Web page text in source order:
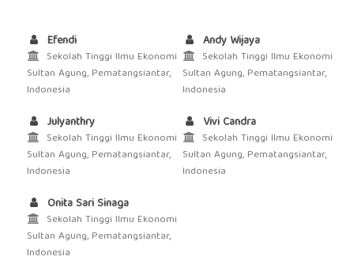
Efendi
Sekolah Tinggi Ilmu Ekonomi
Sultan Agung, Pematangsiantar,
Indonesia
Andy Wijaya
Sekolah Tinggi Ilmu Ekonomi
Sultan Agung, Pematangsiantar,
Indonesia
Julyanthry
Sekolah Tinggi Ilmu Ekonomi
Sultan Agung, Pematangsiantar,
Indonesia
Vivi Candra
Sekolah Tinggi Ilmu Ekonomi
Sultan Agung, Pematangsiantar,
Indonesia
Onita Sari Sinaga
Sekolah Tinggi Ilmu Ekonomi
Sultan Agung, Pematangsiantar,
Indonesia